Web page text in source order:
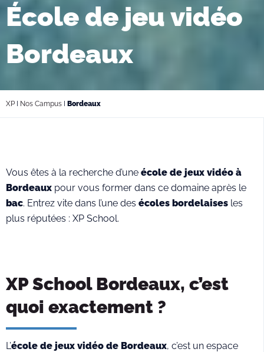
École de jeu vidéo
Bordeaux
XP I Nos Campus I Bordeaux
Vous êtes à la recherche d’une école de jeux vidéo à
Bordeaux pour vous former dans ce domaine après le
bac. Entrez vite dans l’une des écoles bordelaises les
plus réputées : XP School.
XP School Bordeaux, c’est
quoi exactement ?
L’école de jeux vidéo de Bordeaux, c’est un espace